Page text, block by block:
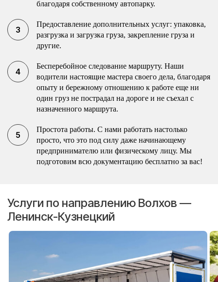
благодаря собственному автопарку.
Предоставление дополнительных услуг: упаковка,
разгрузка и загрузка груза, закрепление груза и
другие.
Бесперебойное следование маршруту. Наши
водители настоящие мастера своего дела, благодаря
опыту и бережному отношению к работе еще ни
один груз не пострадал на дороге и не съехал с
назначенного маршрута.
Простота работы. С нами работать настолько
просто, что это под силу даже начинающему
предпринимателю или физическому лицу. Мы
подготовим всю документацию бесплатно за вас!
Услуги по направлению Волхов —
Ленинск-Кузнецкий